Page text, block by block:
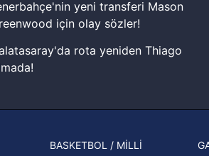
yeni transferi Mason
için olay sözler!
rota yeniden Thiago
rakibi belli oldu! Gornik
BASKETBOL / MİLLİ